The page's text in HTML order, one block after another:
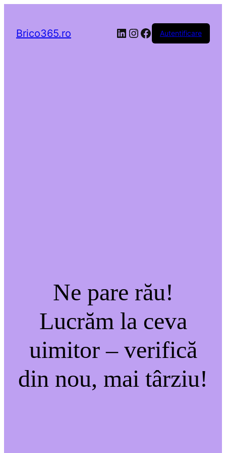
Brico365.ro LinkedIn
Instagram
Facebook
Autentificare
Ne pare rău!
Lucrăm la ceva
uimitor – verifică
din nou, mai târziu!